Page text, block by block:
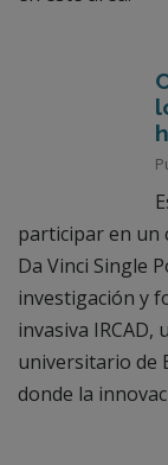
participar en un
Da Vinci Single
investigación y
invasiva IRCAD,
universitario de
donde la